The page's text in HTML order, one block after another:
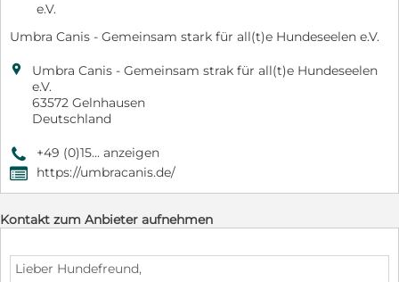
e.V.
Umbra Canis - Gemeinsam stark für all(t)e Hundeseelen e.V.

Umbra Canis - Gemeinsam strak für all(t)e Hundeseelen
e.V.
63572 Gelnhausen
Deutschland
9 +49 (0)15... anzeigen
, https://umbracanis.de/
Kontakt zum Anbieter aufnehmen